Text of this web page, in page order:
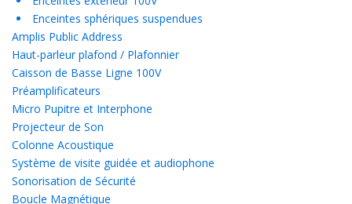
CSB-20A BK
Enceinte active 2 voies 20W noire 4Ω
EHP410W
Enceinte murale ABS 4'' 5/10/20W
JS-BSM40B
Enceintes sphériques suspendues
Amplis Public Address
Haut-parleur plafond / Plafonnier
Caisson de Basse Ligne 100V
Préamplificateurs
Micro Pupitre et Interphone
Projecteur de Son
Colonne Acoustique
Système de visite guidée et audiophone
Sonorisation de Sécurité
Boucle Magnétique